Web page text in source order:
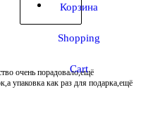
Корзина
Shopping
Cart
очень порадовало,ещё
упаковка как раз для подарка,ещё